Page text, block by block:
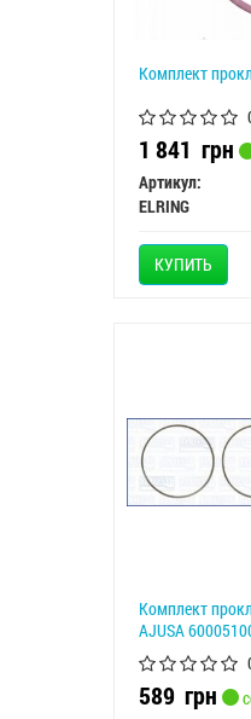
Комплект
1 841 грн
Артикул:
ELRING
КУПИТЬ
Комплект
AJUSA
589 грн